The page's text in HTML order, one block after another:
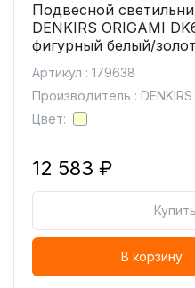
Подвесной
DENKIRS ORIGAMI
фигурный белый/
Артикул : 179638
Производитель : DENKIRS
Цвет:
12 583 ₽
В корзину